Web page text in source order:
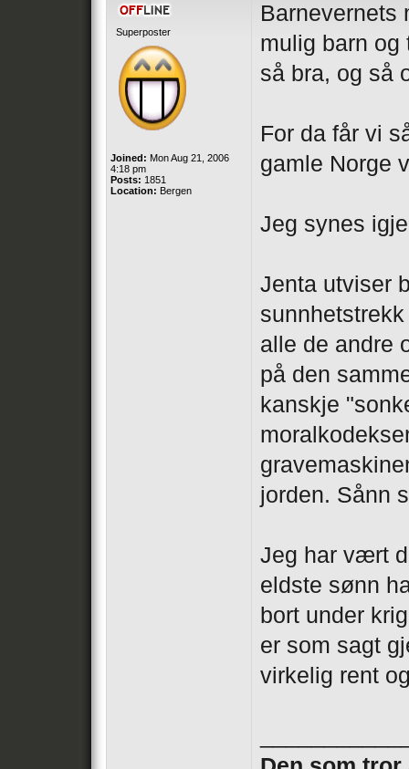
Superposter
Joined: Mon Aug 21, 2006
4:18 pm
Posts: 1851
Location: Bergen
Barnevernets
mulig barn og
så bra, og så
For da får vi
gamle Norge
Jeg synes
Jenta utviser
alle de andre
på den
kanskje
jorden. Sånn
Jeg har vært
eldste sønn
bort under
er som sagt
virkelig rent